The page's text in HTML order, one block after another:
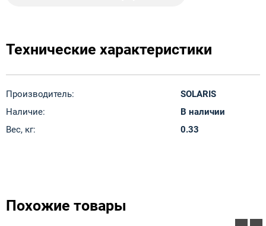
Технические характеристики
Производитель:
SOLARIS
Наличие:
В наличии
Вес, кг:
0.33
Похожие товары